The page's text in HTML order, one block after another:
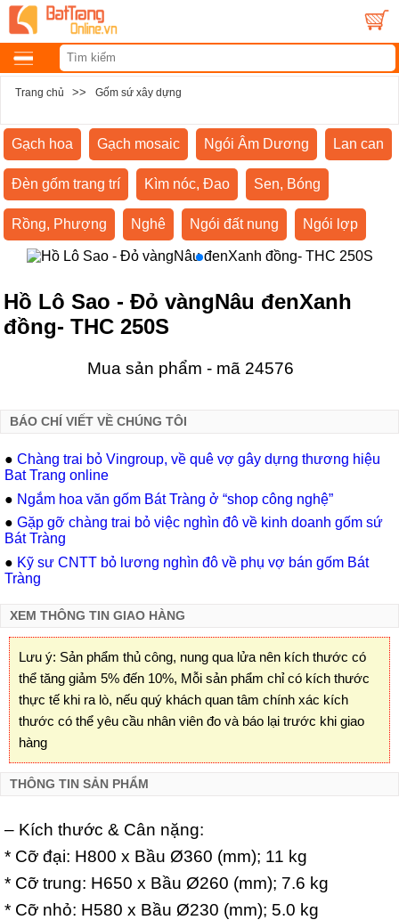
Trang chủ >> Gốm sứ xây dựng
Gạch hoa Gạch mosaic Ngói Âm Dương Lan can
Đèn gốm trang trí Kìm nóc, Đao Sen, Bóng
Rồng, Phượng Nghê Ngói đất nung Ngói lợp
Hồ Lô Sao - Đỏ vàngNâu đenXanh
đồng- THC 250S
Mua sản phẩm - mã 24576
BÁO CHÍ VIẾT VỀ CHÚNG TÔI
● Chàng trai bỏ Vingroup, về quê vợ gây dựng thương hiệu
Bat Trang online
● Ngắm hoa văn gốm Bát Tràng ở “shop công nghệ”
● Gặp gỡ chàng trai bỏ việc nghìn đô về kinh doanh gốm sứ
Bát Tràng
● Kỹ sư CNTT bỏ lương nghìn đô về phụ vợ bán gốm Bát
Tràng
XEM THÔNG TIN GIAO HÀNG
Lưu ý: Sản phẩm thủ công, nung qua lửa nên kích thước có
thể tăng giảm 5% đến 10%, Mỗi sản phẩm chỉ có kích thước
thực tế khi ra lò, nếu quý khách quan tâm chính xác kích
thước có thể yêu cầu nhân viên đo và báo lại trước khi giao
hàng
THÔNG TIN SẢN PHẨM
– Kích thước & Cân nặng:
* Cỡ đại: H800 x Bầu Ø360 (mm); 11 kg
* Cỡ trung: H650 x Bầu Ø260 (mm); 7.6 kg
* Cỡ nhỏ: H580 x Bầu Ø230 (mm); 5.0 kg